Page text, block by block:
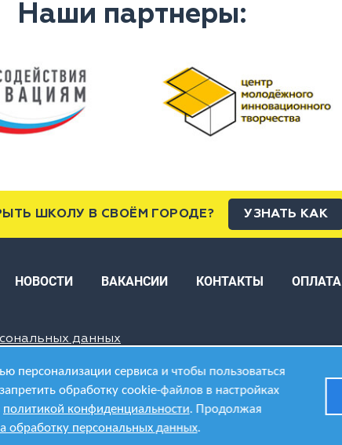
Наши партнеры:
ШКОЛУ В СВОЁМ ГОРОДЕ? УЗНАТЬ КАК
НОВОСТИ ВАКАНСИИ КОНТАКТЫ ОПЛАТА
данных
сервиса и чтобы пользоваться
обработку cookie-файлов в настройках
политикой конфиденциальности. Продолжая
обработку персональных данных.